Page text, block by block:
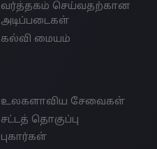
வர்த்தகம் செய்வதற்கான
அடிப்படைகள்
கல்வி மையம்
உலகளாவிய சேவைகள்
சட்டத் தொகுப்பு
புகார்கள்